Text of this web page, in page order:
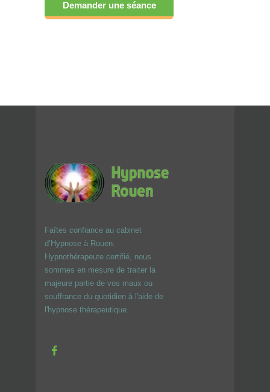
Demander une séance
Faîtes confiance au cabinet
d’Hypnose à Rouen.
Hypnothérapeute certifié, nous
sommes en mesure de traiter la
majeure partie de vos maux ou
souffrance du quotidien à l'aide de
l'hypnose thérapeutique.